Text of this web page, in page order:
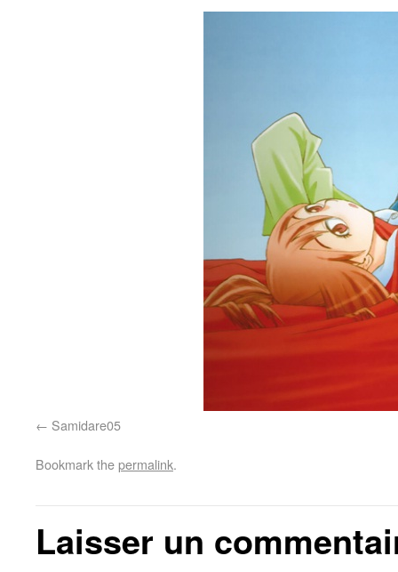
Samidare05
Bookmark thepermalink.
Laisser un